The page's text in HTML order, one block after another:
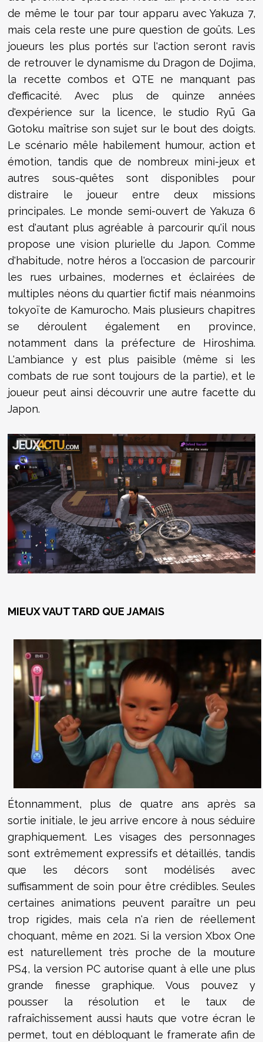
de même le tour par tour apparu avec Yakuza 7,
mais cela reste une pure question de goûts. Les
joueurs les plus portés sur l'action seront ravis
de retrouver le dynamisme du Dragon de Dojima,
la recette combos et QTE ne manquant pas
d'efficacité. Avec plus de quinze années
d'expérience sur la licence, le studio Ryū Ga
Gotoku maîtrise son sujet sur le bout des doigts.
Le scénario mêle habilement humour, action et
émotion, tandis que de nombreux mini-jeux et
autres sous-quêtes sont disponibles pour
distraire le joueur entre deux missions
principales. Le monde semi-ouvert de Yakuza 6
est d'autant plus agréable à parcourir qu'il nous
propose une vision plurielle du Japon. Comme
d'habitude, notre héros a l'occasion de parcourir
les rues urbaines, modernes et éclairées de
multiples néons du quartier fictif mais néanmoins
tokyoïte de Kamurocho. Mais plusieurs chapitres
se déroulent également en province,
notamment dans la préfecture de Hiroshima.
L'ambiance y est plus paisible (même si les
combats de rue sont toujours de la partie), et le
joueur peut ainsi découvrir une autre facette du
Japon.
MIEUX VAUT TARD QUE JAMAIS
Étonnamment, plus de quatre ans après sa
sortie initiale, le jeu arrive encore à nous séduire
graphiquement. Les visages des personnages
sont extrêmement expressifs et détaillés, tandis
que les décors sont modélisés avec
suffisamment de soin pour être crédibles. Seules
certaines animations peuvent paraître un peu
trop rigides, mais cela n'a rien de réellement
choquant, même en 2021. Si la version Xbox One
est naturellement très proche de la mouture
PS4, la version PC autorise quant à elle une plus
grande finesse graphique. Vous pouvez y
pousser la résolution et le taux de
rafraîchissement aussi hauts que votre écran le
permet, tout en débloquant le framerate afin de